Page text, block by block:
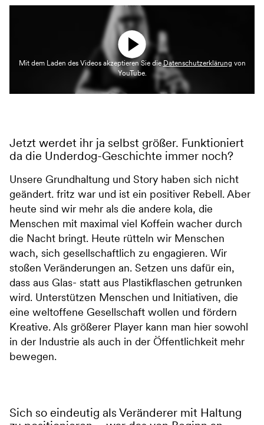
Mit dem Laden des Videos akzeptieren Sie dieDatenschutzerklärung von
YouTube.
Jetzt werdet ihr ja selbst größer. Funktioniert
da die Underdog-Geschichte immer noch?
Unsere Grundhaltung und Story haben sich nicht
geändert. fritz war und ist ein positiver Rebell. Aber
heute sind wir mehr als die andere kola, die
Menschen mit maximal viel Koffein wacher durch
die Nacht bringt. Heute rütteln wir Menschen
wach, sich gesellschaftlich zu engagieren. Wir
stoßen Veränderungen an. Setzen uns dafür ein,
dass aus Glas- statt aus Plastikflaschen getrunken
wird. Unterstützen Menschen und Initiativen, die
eine weltoffene Gesellschaft wollen und fördern
Kreative. Als größerer Player kann man hier sowohl
in der Industrie als auch in der Öffentlichkeit mehr
bewegen.
Sich so eindeutig als Veränderer mit Haltung